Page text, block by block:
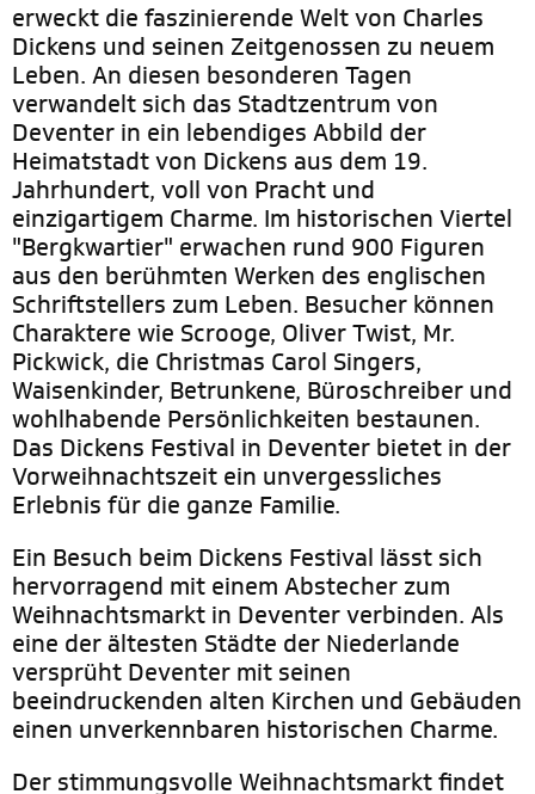
erweckt die faszinierende Welt von Charles
Dickens und seinen Zeitgenossen zu neuem
Leben. An diesen besonderen Tagen
verwandelt sich das Stadtzentrum von
Deventer in ein lebendiges Abbild der
Heimatstadt von Dickens aus dem 19.
Jahrhundert, voll von Pracht und
einzigartigem Charme. Im historischen Viertel
"Bergkwartier" erwachen rund 900 Figuren
aus den berühmten Werken des englischen
Schriftstellers zum Leben. Besucher können
Charaktere wie Scrooge, Oliver Twist, Mr.
Pickwick, die Christmas Carol Singers,
Waisenkinder, Betrunkene, Büroschreiber und
wohlhabende Persönlichkeiten bestaunen.
Das Dickens Festival in Deventer bietet in der
Vorweihnachtszeit ein unvergessliches
Erlebnis für die ganze Familie.
Ein Besuch beim Dickens Festival lässt sich
hervorragend mit einem Abstecher zum
Weihnachtsmarkt in Deventer verbinden. Als
eine der ältesten Städte der Niederlande
versprüht Deventer mit seinen
beeindruckenden alten Kirchen und Gebäuden
einen unverkennbaren historischen Charme.
Der stimmungsvolle Weihnachtsmarkt findet